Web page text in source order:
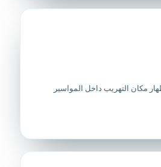
مكان التهريب داخل المواسير